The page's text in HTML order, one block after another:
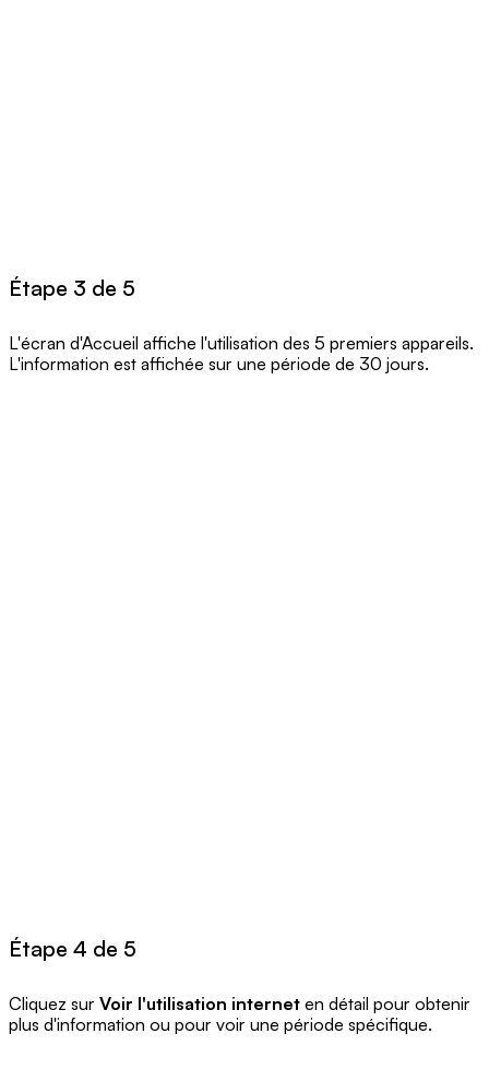
Étape 3 de 5
L'écran d'Accueil affiche l'utilisation des 5 premiers appareils.
L'information est affichée sur une période de 30 jours.
Étape 4 de 5
Cliquez sur Voir l'utilisation internet en détail pour obtenir
plus d'information ou pour voir une période spécifique.